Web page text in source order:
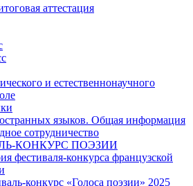
аттестация
и естественнонаучного
языков. Общая информация
сотрудничество
КОНКУРС ПОЭЗИИ
фестиваля-конкурса французской
конкурс «Голоса поэзии» 2025